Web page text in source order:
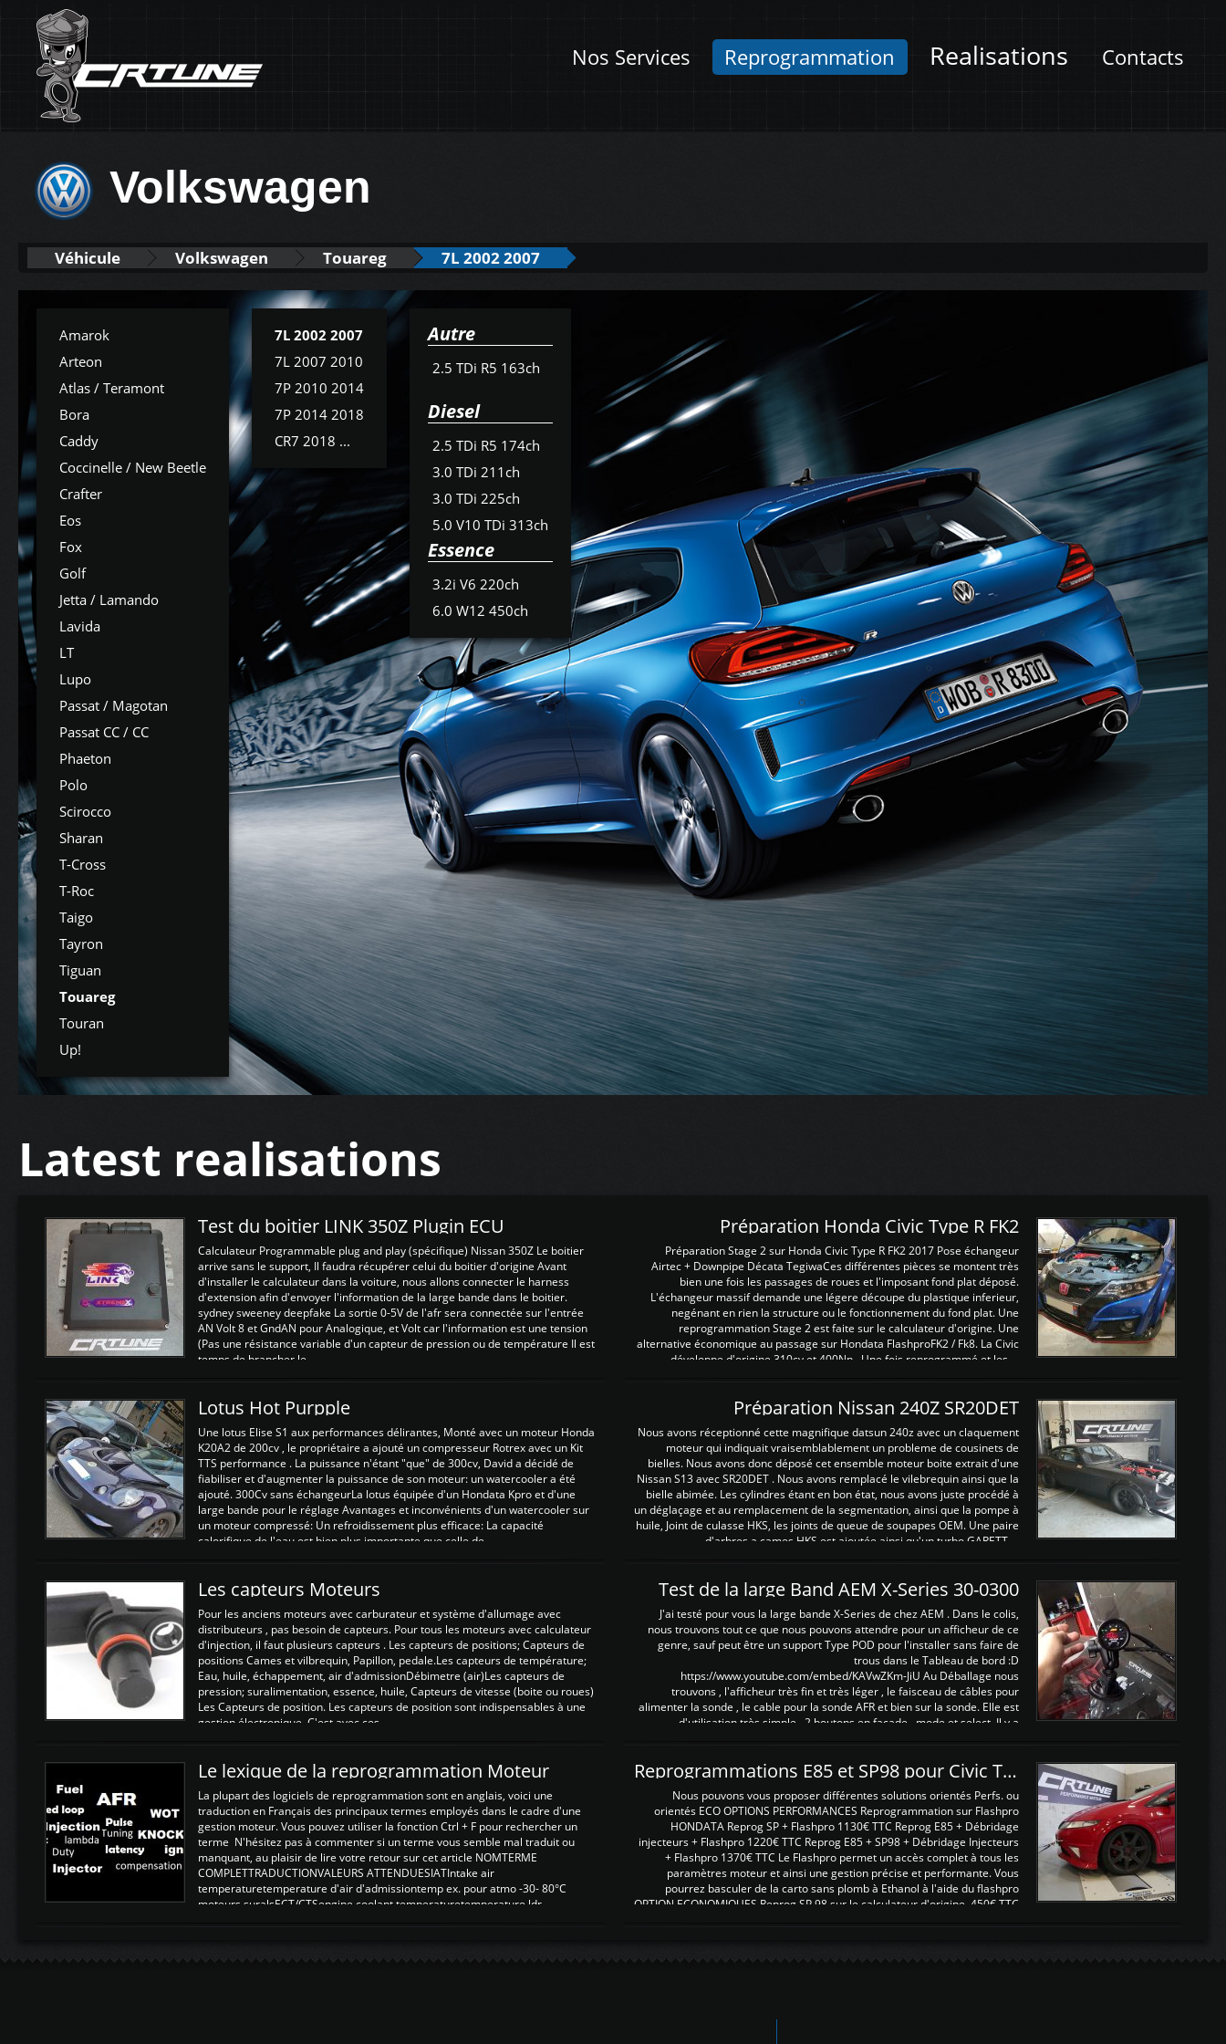
Nos Services Reprogrammation Realisations Contacts
Volkswagen
Véhicule Volkswagen Touareg 7L 2002 2007
Amarok
Arteon
Atlas / Teramont
Bora
Caddy
Coccinelle / New Beetle
Crafter
Eos
Fox
Golf
Jetta / Lamando
Lavida
LT
Lupo
Passat / Magotan
Passat CC / CC
Phaeton
Polo
Scirocco
Sharan
T-Cross
T-Roc
Taigo
Tayron
Tiguan
Touareg
Touran
Up!
7L 2002 2007
7L 2007 2010
7P 2010 2014
7P 2014 2018
CR7 2018 ...
Autre
2.5 TDi R5 163ch
Diesel
2.5 TDi R5 174ch
3.0 TDi 211ch
3.0 TDi 225ch
5.0 V10 TDi 313ch
Essence
3.2i V6 220ch
6.0 W12 450ch
Latest realisations
Test du boitier LINK 350Z Plugin ECU
Calculateur Programmable plug and play (spécifique) Nissan 350Z Le boitier
arrive sans le support, Il faudra récupérer celui du boitier d'origine Avant
d'installer le calculateur dans la voiture, nous allons connecter le harness
d'extension afin d'envoyer l'information de la large bande dans le boitier.
sydney sweeney deepfake La sortie 0-5V de l'afr sera connectée sur l'entrée
AN Volt 8 et GndAN pour Analogique, et Volt car l'information est une tension
(Pas une résistance variable d'un capteur de pression ou de température Il est
temps de brancher le ...
Préparation Honda Civic Type R FK2
Préparation Stage 2 sur Honda Civic Type R FK2 2017 Pose échangeur
Airtec + Downpipe Décata TegiwaCes différentes pièces se montent très
bien une fois les passages de roues et l'imposant fond plat déposé.
L'échangeur massif demande une légere découpe du plastique inferieur,
negénant en rien la structure ou le fonctionnement du fond plat. Une
reprogrammation Stage 2 est faite sur le calculateur d'origine. Une
alternative économique au passage sur Hondata FlashproFK2 / Fk8. La Civic
développe d'origine 310cv et 400Nn , Une fois reprogrammé et les ...
Lotus Hot Purpple
Une lotus Elise S1 aux performances délirantes, Monté avec un moteur Honda
K20A2 de 200cv , le propriétaire a ajouté un compresseur Rotrex avec un Kit
TTS performance . La puissance n'étant "que" de 300cv, David a décidé de
fiabiliser et d'augmenter la puissance de son moteur: un watercooler a été
ajouté. 300Cv sans échangeurLa lotus équipée d'un Hondata Kpro et d'une
large bande pour le réglage Avantages et inconvénients d'un watercooler sur
un moteur compressé: Un refroidissement plus efficace: La capacité
calorifique de l'eau est bien plus importante que celle de ...
Préparation Nissan 240Z SR20DET
Nous avons réceptionné cette magnifique datsun 240z avec un claquement
moteur qui indiquait vraisemblablement un probleme de cousinets de
bielles. Nous avons donc déposé cet ensemble moteur boite extrait d'une
Nissan S13 avec SR20DET . Nous avons remplacé le vilebrequin ainsi que la
bielle abimée. Les cylindres étant en bon état, nous avons juste procédé à
un déglaçage et au remplacement de la segmentation, ainsi que la pompe à
huile, Joint de culasse HKS, les joints de queue de soupapes OEM. Une paire
d'arbres a cames HKS est ajoutée ainsi qu'un turbo GARETT ...
Les capteurs Moteurs
Pour les anciens moteurs avec carburateur et système d'allumage avec
distributeurs , pas besoin de capteurs. Pour tous les moteurs avec calculateur
d'injection, il faut plusieurs capteurs . Les capteurs de positions; Capteurs de
positions Cames et vilbrequin, Papillon, pedale.Les capteurs de température;
Eau, huile, échappement, air d'admissionDébimetre (air)Les capteurs de
pression; suralimentation, essence, huile, Capteurs de vitesse (boite ou roues)
Les Capteurs de position. Les capteurs de position sont indispensables à une
gestion électronique. C'est avec ces ...
Test de la large Band AEM X-Series 30-0300
J'ai testé pour vous la large bande X-Series de chez AEM . Dans le colis,
nous trouvons tout ce que nous pouvons attendre pour un afficheur de ce
genre, sauf peut être un support Type POD pour l'installer sans faire de
trous dans le Tableau de bord :D
https://www.youtube.com/embed/KAVwZKm-JiU Au Déballage nous
trouvons , l'afficheur très fin et très léger , le faisceau de câbles pour
alimenter la sonde , le cable pour la sonde AFR et bien sur la sonde. Elle est
d'utilisation très simple , 2 boutons en façade , mode et select. Il y a
Le lexique de la reprogrammation Moteur
La plupart des logiciels de reprogrammation sont en anglais, voici une
traduction en Français des principaux termes employés dans le cadre d'une
gestion moteur. Vous pouvez utiliser la fonction Ctrl + F pour rechercher un
terme N'hésitez pas à commenter si un terme vous semble mal traduit ou
manquant, au plaisir de lire votre retour sur cet article NOMTERME
COMPLETTRADUCTIONVALEURS ATTENDUESIATIntake air
temperaturetemperature d'air d'admissiontemp ex. pour atmo -30- 80°C
moteurs suralsECT/CTSengine coolant temperaturetemperature ldr
Reprogrammations E85 et SP98 pour Civic Type R FN2
Nous pouvons vous proposer différentes solutions orientés Perfs. ou
orientés ECO OPTIONS PERFORMANCES Reprogrammation sur Flashpro
HONDATA Reprog SP + Flashpro 1130€ TTC Reprog E85 + Débridage
injecteurs + Flashpro 1220€ TTC Reprog E85 + SP98 + Débridage Injecteurs
+ Flashpro 1370€ TTC Le Flashpro permet un accès complet à tous les
paramètres moteur et ainsi une gestion précise et performante. Vous
pourrez basculer de la carto sans plomb à Ethanol à l'aide du flashpro
OPTION ECONOMIQUES Reprog SP 98 sur le calculateur d'origine 450€ TTC